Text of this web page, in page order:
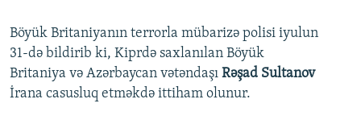
Böyük Britaniyanın terrorla mübarizə polisi iyulun
31-də bildirib ki, Kiprdə saxlanılan Böyük
Britaniya və Azərbaycan vətəndaşı Rəşad Sultanov
İrana casusluq etməkdə ittiham olunur.